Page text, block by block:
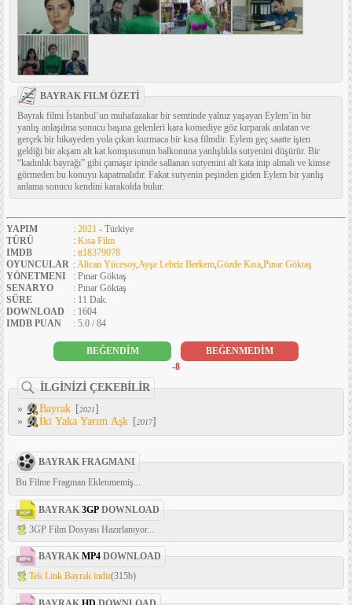
BAYRAK FILM ÖZETİ
Bayrak filmi İstanbul’un muhafazakar bir semtinde yalnız yaşayan Eylem’in bir
yanlış anlaşılma sonucu başına gelenleri kara komediye göz kırparak anlatan ve
gerçek bir hikayeden yola çıkan kurmaca bir kısa filmdir. Eylem geç saatte işten
geldiği bir akşam alt kat komşusunun balkonuna yanlışlıkla sutyenini düşürür. Bir
“kadınlık bayrağı” gibi çamaşır ipinde sallanan sutyenini alt kata inip almalı ve kimse
görmeden bu konuyu kapatmalıdır. Fakat sutyenin peşinden giden Eylem bir yanlış
anlama sonucu kendini karakolda bulur.
YAPIM : 2021 - Türkiye
TÜRÜ
: Kısa Film
IMDB
: tt18379078
OYUNCULAR :Alican Yücesoy,Ayşe Lebriz Berkem,Gözde Kısa,Pınar Göktaş
YÖNETMENI
: Pınar Göktaş
SENARYO
: Pınar Göktaş
SÜRE
: 11 Dak.
DOWNLOAD
: 1604
IMDB PUAN
: 5.0 / 84
BEĞENDİM
BEĞENMEDİM
-8
İLGİNİZİ ÇEKEBİLİR
»
Bayrak [2021]
»
İki Yaka Yarım Aşk [2017]
BAYRAK FRAGMANI
Bu Filme Fragman Eklenmemiş...
BAYRAK 3GP DOWNLOAD
3GP Film Dosyası Hazırlanıyor...
BAYRAKMP4 DOWNLOAD
Tek Link Bayrak indir(315b)